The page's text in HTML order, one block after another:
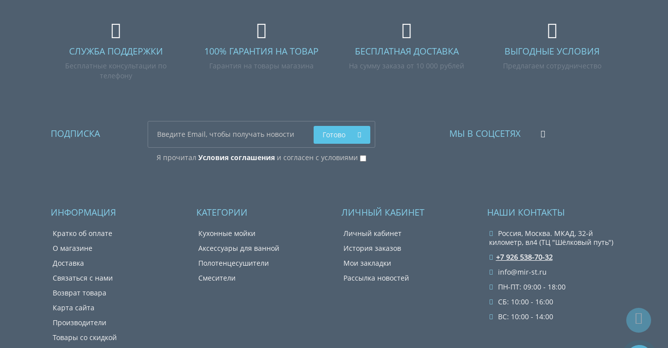
СЛУЖБА ПОДДЕРЖКИ
Бесплатные консультации по
телефону
100% ГАРАНТИЯ НА ТОВАР
Гарантия на товары магазина
БЕСПЛАТНАЯ ДОСТАВКА
На сумму заказа от 10 000 рублей
ВЫГОДНЫЕ УСЛОВИЯ
Предлагаем сотрудничество
ПОДПИСКА
Я прочитал Условия соглашенияи согласен с условиями
Готово МЫ В СОЦСЕТЯХ
ИНФОРМАЦИЯ
Кратко об оплате
О магазине
Доставка
Связаться с нами
Возврат товара
Карта сайта
Производители
Товары со скидкой
КАТЕГОРИИ
Кухонные мойки
Аксессуары для ванной
Полотенцесушители
Смесители
ЛИЧНЫЙ КАБИНЕТ
Личный кабинет
История заказов
Мои закладки
Рассылка новостей
НАШИ КОНТАКТЫ
Россия, Москва. МКАД, 32-й
километр, вл4 (ТЦ "Шёлковый путь")
+7 926 538-70-32
info@mir-st.ru
ПН-ПТ: 09:00 - 18:00
СБ: 10:00 - 16:00
ВС: 10:00 - 14:00